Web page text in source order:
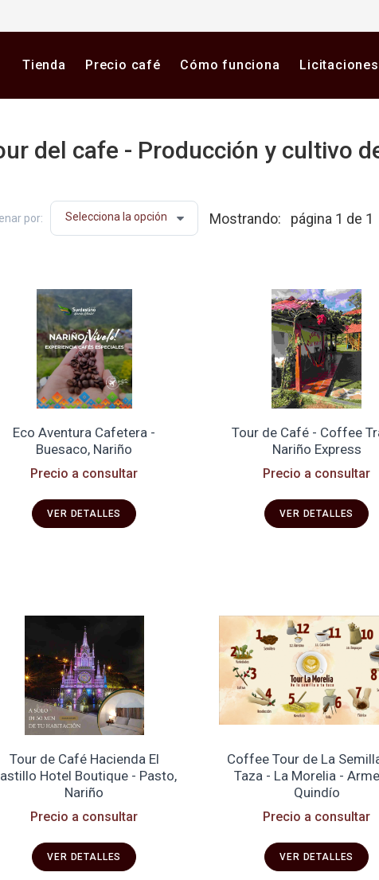
Tienda Precio café Cómo funciona Licitaciones
del cafe - Producción y cultivo
por: Mostrando: página 1 de 1
Eco Aventura Cafetera -
Buesaco, Nariño
Precio a consultar
VER DETALLES
Tour de Café - Coffee
Nariño Express
Precio a consultar
VER DETALLES
Tour de Café Hacienda El
Hotel Boutique - Pasto,
Nariño
Precio a consultar
VER DETALLES
Coffee Tour de La
Taza - La Morelia -
Quindío
Precio a consultar
VER DETALLES